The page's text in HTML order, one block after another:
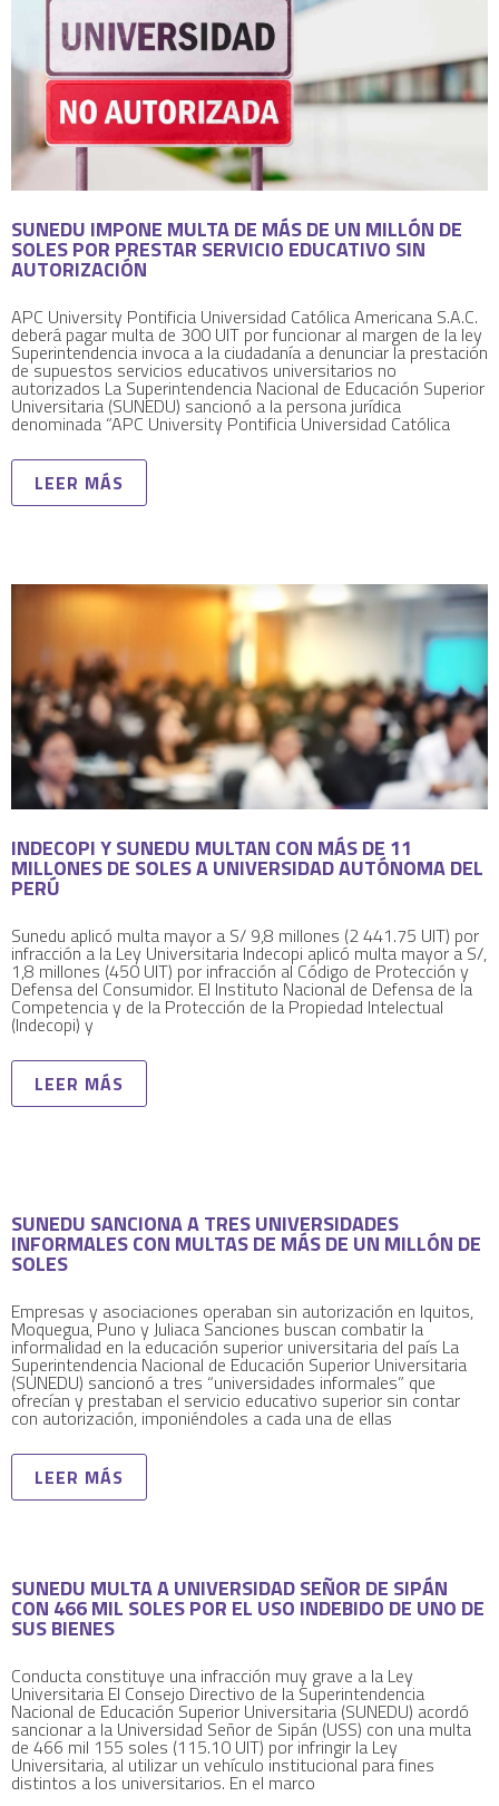
SUNEDU IMPONE MULTA DE MÁS DE UN MILLÓN DE
SOLES POR PRESTAR SERVICIO EDUCATIVO SIN
AUTORIZACIÓN
APC University Pontificia Universidad Católica Americana S.A.C.
deberá pagar multa de 300 UIT por funcionar al margen de la ley
Superintendencia invoca a la ciudadanía a denunciar la prestación
de supuestos servicios educativos universitarios no
autorizados La Superintendencia Nacional de Educación Superior
Universitaria (SUNEDU) sancionó a la persona jurídica
denominada “APC University Pontificia Universidad Católica
LEER MÁS
INDECOPI Y SUNEDU MULTAN CON MÁS DE 11
MILLONES DE SOLES A UNIVERSIDAD AUTÓNOMA DEL
PERÚ
Sunedu aplicó multa mayor a S/ 9,8 millones (2 441.75 UIT) por
infracción a la Ley Universitaria Indecopi aplicó multa mayor a S/,
1,8 millones (450 UIT) por infracción al Código de Protección y
Defensa del Consumidor. El Instituto Nacional de Defensa de la
Competencia y de la Protección de la Propiedad Intelectual
(Indecopi) y
LEER MÁS
SUNEDU SANCIONA A TRES UNIVERSIDADES
INFORMALES CON MULTAS DE MÁS DE UN MILLÓN DE
SOLES
Empresas y asociaciones operaban sin autorización en Iquitos,
Moquegua, Puno y Juliaca Sanciones buscan combatir la
informalidad en la educación superior universitaria del país La
Superintendencia Nacional de Educación Superior Universitaria
(SUNEDU) sancionó a tres “universidades informales” que
ofrecían y prestaban el servicio educativo superior sin contar
con autorización, imponiéndoles a cada una de ellas
LEER MÁS
SUNEDU MULTA A UNIVERSIDAD SEÑOR DE SIPÁN
CON 466 MIL SOLES POR EL USO INDEBIDO DE UNO DE
SUS BIENES
Conducta constituye una infracción muy grave a la Ley
Universitaria El Consejo Directivo de la Superintendencia
Nacional de Educación Superior Universitaria (SUNEDU) acordó
sancionar a la Universidad Señor de Sipán (USS) con una multa
de 466 mil 155 soles (115.10 UIT) por infringir la Ley
Universitaria, al utilizar un vehículo institucional para fines
distintos a los universitarios. En el marco